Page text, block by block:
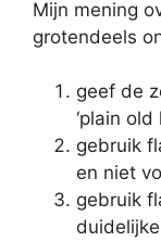
Mijn mening
grotendeels
geef de
‘plain
gebruik
en niet
gebruik